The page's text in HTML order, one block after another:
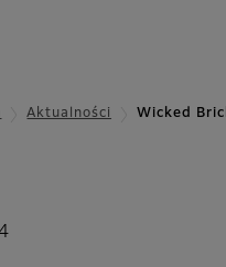
Aktualności Wicked